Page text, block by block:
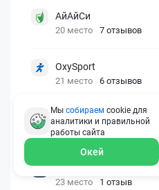
АйАйСи
20 место 7 отзывов
OxySport
21 место 6 отзывов
ERGO AXA
22 место 2 отзыва
Oxy Travel Premium
23 место 1 отзыв
Мы собираем cookie для
аналитики и правильной
работы сайта
Окей